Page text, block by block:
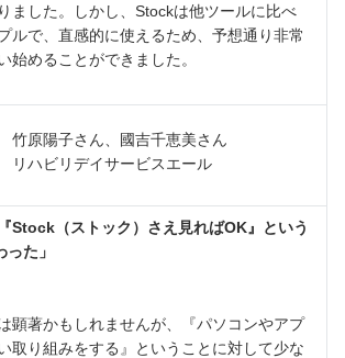
ました。しかし、Stockは他ツールに比べ
ルで、直感的に使えるため、予想通り非常
始めることができました。
竹原陽子さん、國吉千恵美さん
リハビリデイサービスエール
Stock（ストック）さえ見ればOK』という
た」
顕著かもしれませんが、『パソコンやアプ
取り組みをする』ということに対して少な